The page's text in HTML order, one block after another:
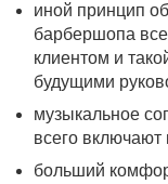
иной принцип
барбершопа
клиентом и
будущими
музыкальное
всего включают
больший